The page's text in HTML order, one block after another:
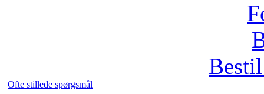
Ofte stillede spørgsmål